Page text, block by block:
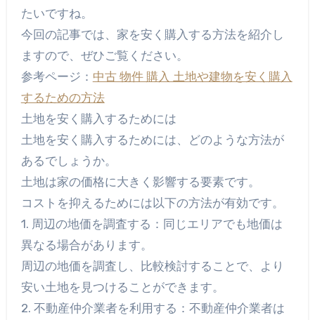
たいですね。
今回の記事では、家を安く購入する方法を紹介し
ますので、ぜひご覧ください。
参考ページ： 中古 物件 購入 土地や建物を安く購入
するための方法
土地を安く購入するためには
土地を安く購入するためには、どのような方法が
あるでしょうか。
土地は家の価格に大きく影響する要素です。
コストを抑えるためには以下の方法が有効です。
1. 周辺の地価を調査する：同じエリアでも地価は
異なる場合があります。
周辺の地価を調査し、比較検討することで、より
安い土地を見つけることができます。
2. 不動産仲介業者を利用する：不動産仲介業者は